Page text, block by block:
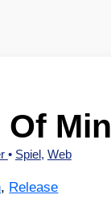
• Spiel, Web
, Release